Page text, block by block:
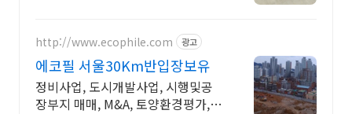
http://www.ecophile.com 광고
에코필 서울30Km반입장보유
정비사업, 도시개발사업, 시행및공
장부지 매매, M&A, 토양환경평가,